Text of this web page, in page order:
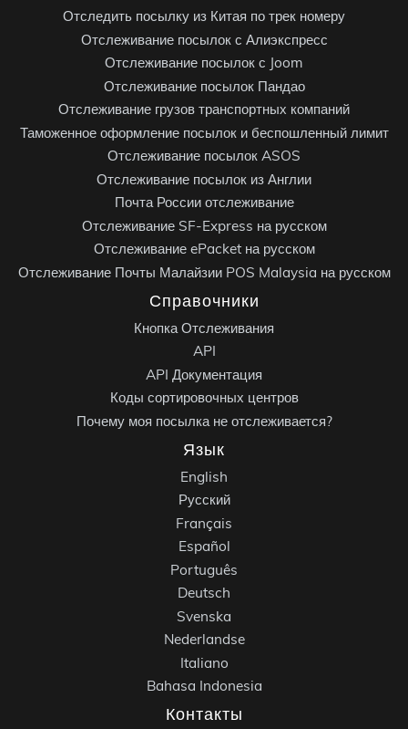
Отследить посылку из Китая по трек номеру
Отслеживание посылок с Алиэкспресс
Отслеживание посылок с Joom
Отслеживание посылок Пандао
Отслеживание грузов транспортных компаний
Таможенное оформление посылок и беспошленный лимит
Отслеживание посылок ASOS
Отслеживание посылок из Англии
Почта России отслеживание
Отслеживание SF-Express на русском
Отслеживание ePacket на русском
Отслеживание Почты Малайзии POS Malaysia на русском
Справочники
Кнопка Отслеживания
API
API Документация
Коды сортировочных центров
Почему моя посылка не отслеживается?
Язык
English
Русский
Français
Español
Português
Deutsch
Svenska
Nederlandse
Italiano
Bahasa Indonesia
Контакты